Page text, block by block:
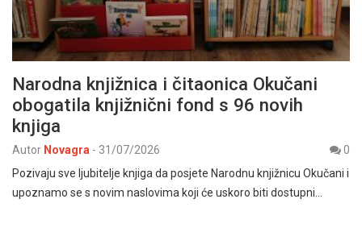
Narodna knjižnica i čitaonica Okučani
obogatila knjižnični fond s 96 novih
knjiga
Autor Novagra - 31/07/2026
0
Pozivaju sve ljubitelje knjiga da posjete Narodnu knjižnicu Okučani i
upoznamo se s novim naslovima koji će uskoro biti dostupni…